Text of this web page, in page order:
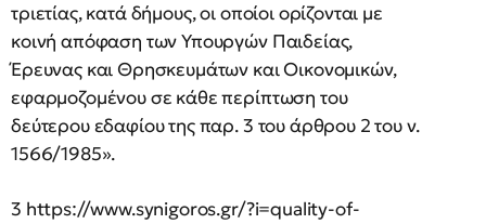
τριετίας, κατά δήμους, οι οποίοι ορίζονται με
κοινή απόφαση των Υπουργών Παιδείας,
Έρευνας και Θρησκευμάτων και Οικονομικών,
εφαρμοζομένου σε κάθε περίπτωση του
δεύτερου εδαφίου της παρ. 3 του άρθρου 2 του ν.
1566/1985».
3 https://www.synigoros.gr/?i=quality-of-